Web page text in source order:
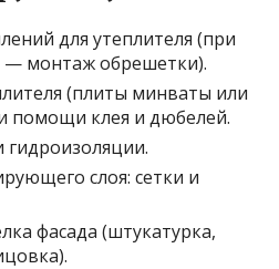
для утеплителя (при
— монтаж обрешетки).
(плиты минваты или
помощи клея и дюбелей.
слоя: сетки и
фасада (штукатурка,